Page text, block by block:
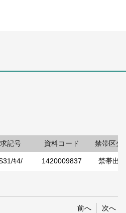
記号 資料コード 禁帯区分
ｷ4/ 1420009837 禁帯出
前へ 次へ